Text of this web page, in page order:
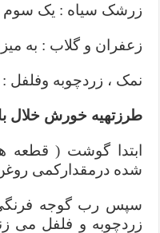
زرشک سیاه : یک سوم
زعفران و گلاب : به
نمک ، زردچوبه وفلفل :
طرزتهیه خورش خلال
ابتدا گوشت ( قطعه
شده درمقدارکمی
سپس رب گوجه فرنگی
زردچوبه و فلفل می